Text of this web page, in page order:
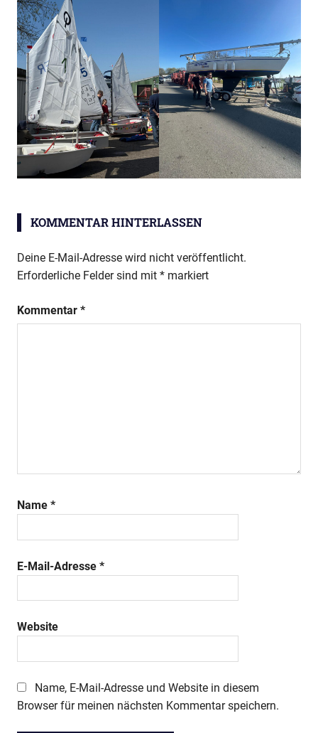
KOMMENTAR HINTERLASSEN
Deine E-Mail-Adresse wird nicht veröffentlicht.
Erforderliche Felder sind mit * markiert
Kommentar *
Name *
E-Mail-Adresse *
Website
Name, E-Mail-Adresse und Website in diesem
Browser für meinen nächsten Kommentar speichern.